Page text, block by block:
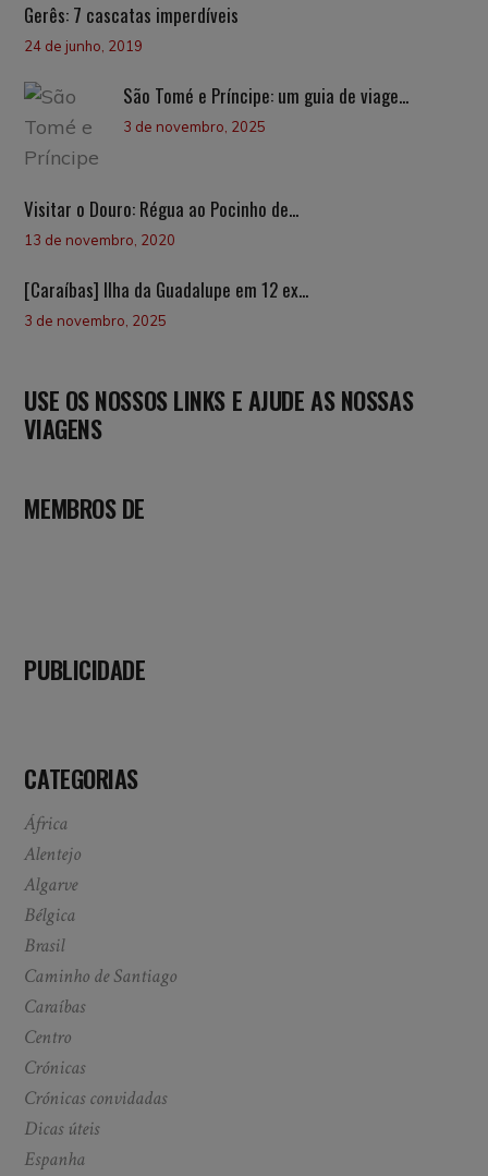
Gerês: 7 cascatas imperdíveis
24 de junho, 2019
São Tomé e Príncipe: um guia de viage...
3 de novembro, 2025
Visitar o Douro: Régua ao Pocinho de...
13 de novembro, 2020
[Caraíbas] Ilha da Guadalupe em 12 ex...
3 de novembro, 2025
USE OS NOSSOS LINKS E AJUDE AS NOSSAS
VIAGENS
MEMBROS DE
PUBLICIDADE
CATEGORIAS
África
Alentejo
Algarve
Bélgica
Brasil
Caminho de Santiago
Caraíbas
Centro
Crónicas
Crónicas convidadas
Dicas úteis
Espanha